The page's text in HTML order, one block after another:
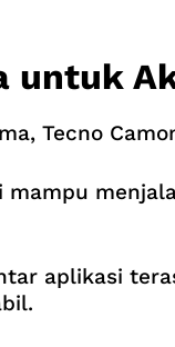
untuk
Tecno
aplikasi